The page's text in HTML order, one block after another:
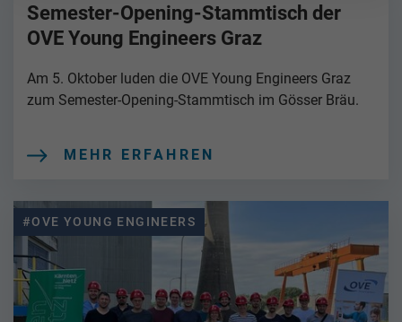
Semester-Opening-Stammtisch der
OVE Young Engineers Graz
Am 5. Oktober luden die OVE Young Engineers Graz
zum Semester-Opening-Stammtisch im Gösser Bräu.
MEHR ERFAHREN
#OVE YOUNG ENGINEERS